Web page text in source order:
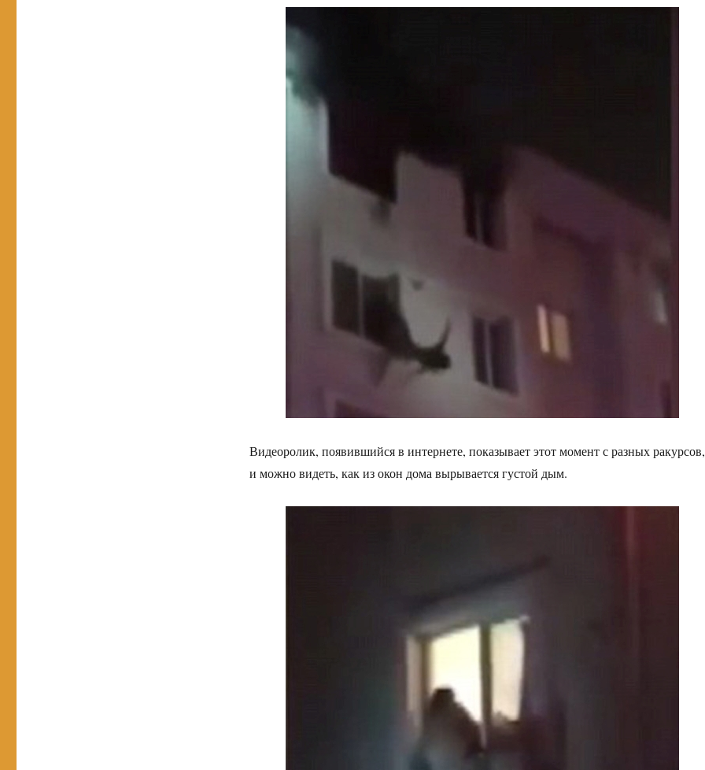
Видеоролик, появившийся в интернете, показывает этот момент с разных ракурсов,
и можно видеть, как из окон дома вырывается густой дым.